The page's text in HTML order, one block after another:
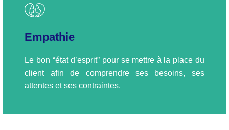
Empathie
Le bon “état d’esprit” pour se mettre à la place du
client afin de comprendre ses besoins, ses
attentes et ses contraintes.